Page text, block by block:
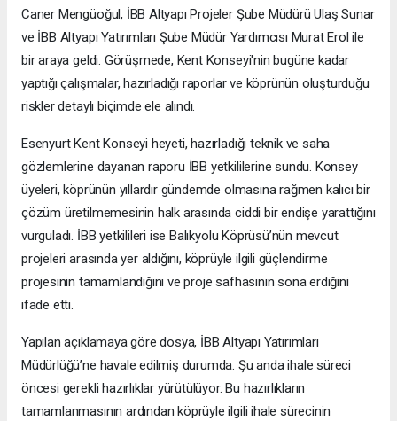
Caner Mengüoğul, İBB Altyapı Projeler Şube Müdürü Ulaş Sunar
ve İBB Altyapı Yatırımları Şube Müdür Yardımcısı Murat Erol ile
bir araya geldi. Görüşmede, Kent Konseyi'nin bugüne kadar
yaptığı çalışmalar, hazırladığı raporlar ve köprünün oluşturduğu
riskler detaylı biçimde ele alındı.
Esenyurt Kent Konseyi heyeti, hazırladığı teknik ve saha
gözlemlerine dayanan raporu İBB yetkililerine sundu. Konsey
üyeleri, köprünün yıllardır gündemde olmasına rağmen kalıcı bir
çözüm üretilmemesinin halk arasında ciddi bir endişe yarattığını
vurguladı. İBB yetkilileri ise Balıkyolu Köprüsü’nün mevcut
projeleri arasında yer aldığını, köprüyle ilgili güçlendirme
projesinin tamamlandığını ve proje safhasının sona erdiğini
ifade etti.
Yapılan açıklamaya göre dosya, İBB Altyapı Yatırımları
Müdürlüğü’ne havale edilmiş durumda. Şu anda ihale süreci
öncesi gerekli hazırlıklar yürütülüyor. Bu hazırlıkların
tamamlanmasının ardından köprüyle ilgili ihale sürecinin